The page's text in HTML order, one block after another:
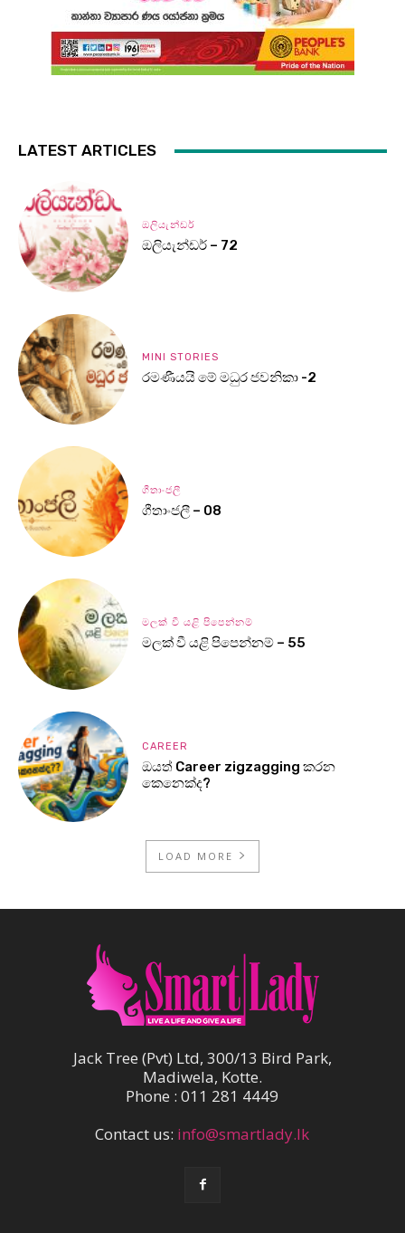
LATEST ARTICLES
ඔලියැන්ඩර්
ඔලියැන්ඩර් – 72
MINI STORIES
රමණීයයි මේ මධුර ජවනිකා -2
ගීතාංජලී
ගීතාංජලී – 08
මලක් වී යළි පිපෙන්නම්
මලක් වී යළි පිපෙන්නම් – 55
CAREER
ඔයත් Career zigzagging කරන
කෙනෙක්ද?
LOAD MORE
Jack Tree (Pvt) Ltd, 300/13 Bird Park,
Madiwela, Kotte.
Phone : 011 281 4449
Contact us: info@smartlady.lk